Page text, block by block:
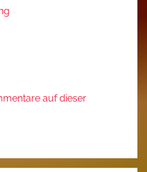
auf dieser